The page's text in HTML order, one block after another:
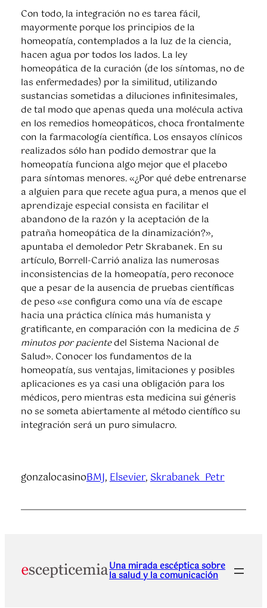
Con todo, la integración no es tarea fácil,
mayormente porque los principios de la
homeopatía, contemplados a la luz de la ciencia,
hacen agua por todos los lados. La ley
homeopática de la curación (de los síntomas, no de
las enfermedades) por la similitud, utilizando
sustancias sometidas a diluciones infinitesimales,
de tal modo que apenas queda una molécula activa
en los remedios homeopáticos, choca frontalmente
con la farmacología científica. Los ensayos clínicos
realizados sólo han podido demostrar que la
homeopatía funciona algo mejor que el placebo
para síntomas menores. «¿Por qué debe entrenarse
a alguien para que recete agua pura, a menos que el
aprendizaje especial consista en facilitar el
abandono de la razón y la aceptación de la
patraña homeopática de la dinamización?»,
apuntaba el demoledor Petr Skrabanek. En su
artículo, Borrell-Carrió analiza las numerosas
inconsistencias de la homeopatía, pero reconoce
que a pesar de la ausencia de pruebas científicas
de peso «se configura como una vía de escape
hacia una práctica clínica más humanista y
gratificante, en comparación con la medicina de 5
minutos por pacientedel Sistema Nacional de
Salud». Conocer los fundamentos de la
homeopatía, sus ventajas, limitaciones y posibles
aplicaciones es ya casi una obligación para los
médicos, pero mientras esta medicina sui géneris
no se someta abiertamente al método científico su
integración será un puro simulacro.
gonzalocasinoBMJ, Elsevier, Skrabanek_Petr
Una mirada escéptica sobre
la salud y la comunicación